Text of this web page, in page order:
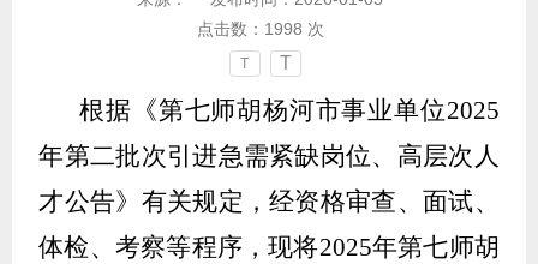
点击数： 1998 次
T T
根据《第七师胡杨河市事业单位2025
年第二批次引进急需紧缺岗位、高层次人
才公告》有关规定，经资格审查、面试、
体检、考察等程序，现将2025年第七师胡